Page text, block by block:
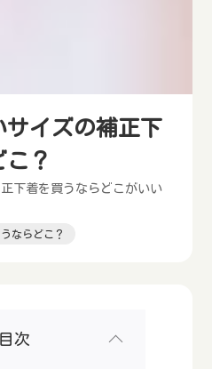
サイズの補正下
？
下着を買うならどこがいい
ならどこ？
次